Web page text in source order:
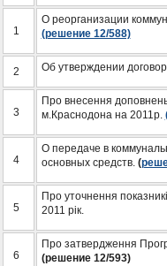
1
О реорганизации
(решение 12/588)
2 Об утверждении
3
Про внесення доповнень
м.Краснодона на 2011р.
4
О передаче в
основных средств. (
5
Про уточнення
2011 рік.
6
Про затвердження
(решение 12/593)